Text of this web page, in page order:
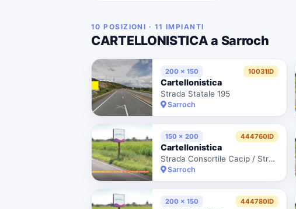
10 POSIZIONI · 11 IMPIANTI
CARTELLONISTICA a Sarroch
200 x 150 10031ID
Cartellonistica
Strada Statale 195
Sarroch
150 x 200 444760ID
Cartellonistica
Strada Consortile Cacip / Strada 4 Corsie Dx
Sarroch
200 x 150 444780ID